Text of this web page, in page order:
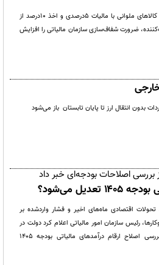
عرضه کالاهای ملوانی با مالیات 5درصدی و اخذ 10درصد از
ضرورت شفاف‌سازی سازمان مالیاتی را افزایش
بدون انتقال ارز تا پایان تابستان باز می‌شود
بررسی اصلاحات بودجه‌ای خبر داد
می‌شود؟
اقتصادی ماه‌های اخیر و فشار واردشده بر
رئیس سازمان امور مالیاتی اعلام کرد دولت در
حال بررسی اصلاح ارقام درآمدهای مالیاتی بودجه ۱۴۰۵